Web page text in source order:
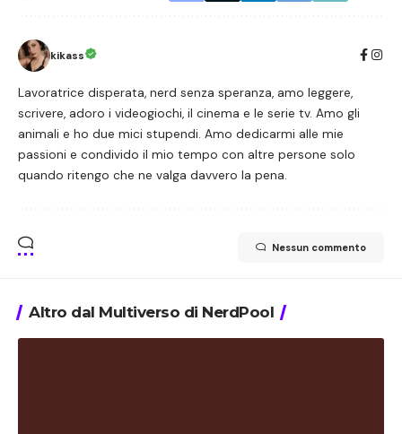
kikass
Lavoratrice disperata, nerd senza speranza, amo leggere,
scrivere, adoro i videogiochi, il cinema e le serie tv. Amo gli
animali e ho due mici stupendi. Amo dedicarmi alle mie
passioni e condivido il mio tempo con altre persone solo
quando ritengo che ne valga davvero la pena.
Nessun commento
Altro dal Multiverso di NerdPool